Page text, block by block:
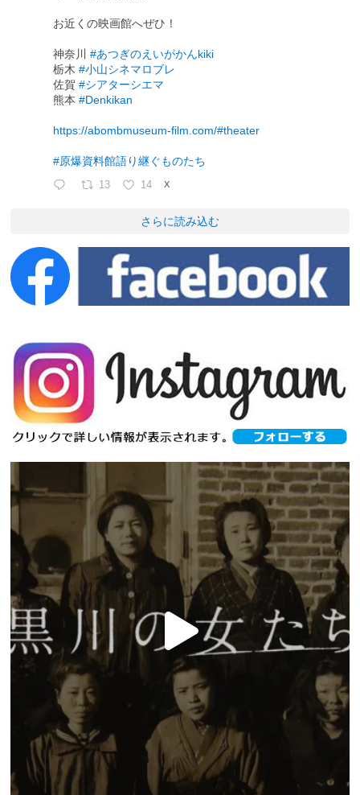
お近くの映画館へぜひ！
神奈川#あつぎのえいがかんkiki
栃木#小山シネマロブレ
佐賀#シアターシエマ
熊本#Denkikan
https://abombmuseum-film.com/#theater
#原爆資料館語り継ぐものたち
13 14 X
さらに読み込む